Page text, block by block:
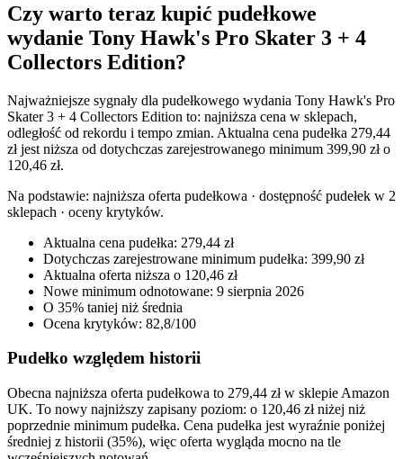
Czy warto teraz kupić pudełkowe
wydanie Tony Hawk's Pro Skater 3 + 4
Collectors Edition?
Najważniejsze sygnały dla pudełkowego wydania Tony Hawk's Pro
Skater 3 + 4 Collectors Edition to: najniższa cena w sklepach,
odległość od rekordu i tempo zmian. Aktualna cena pudełka 279,44
zł jest niższa od dotychczas zarejestrowanego minimum 399,90 zł o
120,46 zł.
Na podstawie: najniższa oferta pudełkowa · dostępność pudełek w 2
sklepach · oceny krytyków.
Aktualna cena pudełka: 279,44 zł
Dotychczas zarejestrowane minimum pudełka: 399,90 zł
Aktualna oferta niższa o 120,46 zł
Nowe minimum odnotowane: 9 sierpnia 2026
O 35% taniej niż średnia
Ocena krytyków: 82,8/100
Pudełko względem historii
Obecna najniższa oferta pudełkowa to 279,44 zł w sklepie Amazon
UK. To nowy najniższy zapisany poziom: o 120,46 zł niżej niż
poprzednie minimum pudełka. Cena pudełka jest wyraźnie poniżej
średniej z historii (35%), więc oferta wygląda mocno na tle